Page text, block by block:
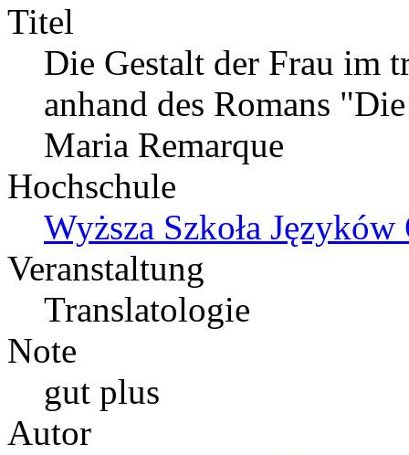
Titel
Die Gestalt der Frau im
anhand des Romans
Maria Remarque
Hochschule
Wyższa Szkoła
Veranstaltung
Translatologie
Note
gut plus
Autor